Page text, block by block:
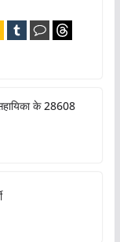
के 28608